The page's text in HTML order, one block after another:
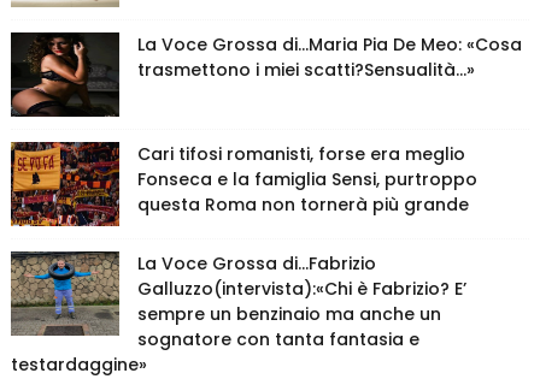
La Voce Grossa di…Maria Pia De Meo: «Cosa
trasmettono i miei scatti?Sensualità…»
Cari tifosi romanisti, forse era meglio
Fonseca e la famiglia Sensi, purtroppo
questa Roma non tornerà più grande
La Voce Grossa di…Fabrizio
Galluzzo(intervista):«Chi è Fabrizio? E’
sempre un benzinaio ma anche un
sognatore con tanta fantasia e
testardaggine»